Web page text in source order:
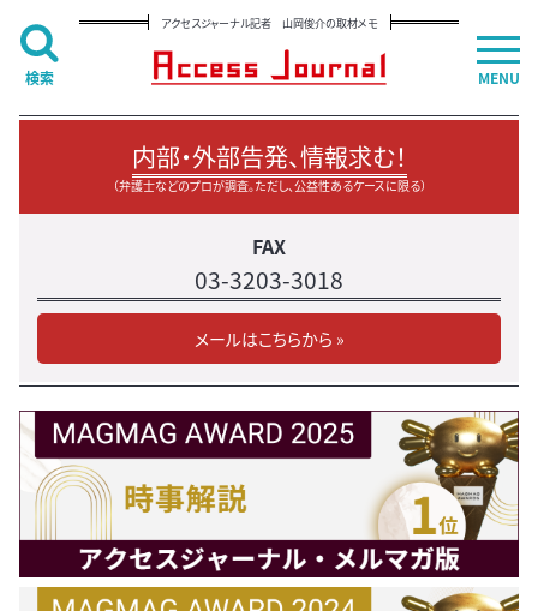
アクセスジャーナル記者 山岡俊介の取材メモ
内部・外部告発、情報求む！
（弁護士などのプロが調査。ただし、公益性あるケースに限る）
FAX
03-3203-3018
メールはこちらから »
MENU
検索